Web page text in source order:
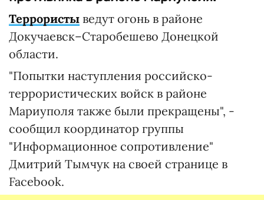
Террористы ведут огонь в районе
Докучаевск–Старобешево Донецкой
области.
"Попытки наступления российско-
террористических войск в районе
Мариуполя также были прекращены", -
сообщил координатор группы
"Информационное сопротивление"
Дмитрий Тымчук на своей странице в
Facebook.